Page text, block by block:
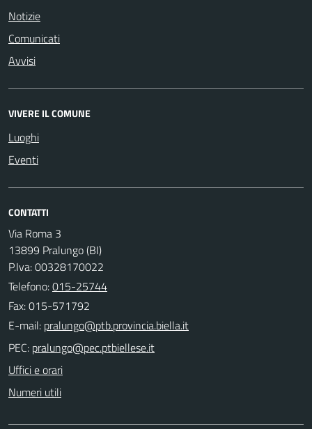
Notizie
Comunicati
Avvisi
VIVERE IL COMUNE
Luoghi
Eventi
CONTATTI
Via Roma 3
13899 Pralungo (BI)
P.Iva: 00328170022
Telefono:015-25744
Fax: 015-571792
E-mail:
PEC:
Uffici e orari
Numeri utili